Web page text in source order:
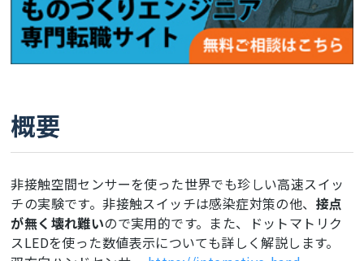
概要
非接触空間センサーを使った世界でも珍しい高速スイッ
チの実験です。非接触スイッチは感染症対策の他、 接点
が無く壊れ難いので実用的です。また、ドットマトリク
スLEDを使った数値表示についても詳しく解説します。